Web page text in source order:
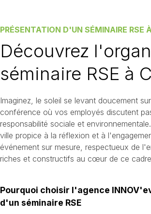
PRÉSENTATION D'UN SÉMINAIRE RSE
Découvrez
séminaire RSE à
Imaginez, le soleil se levant doucement
conférence où vos employés discutent
responsabilité sociale et
ville propice à la réflexion et à
événement sur mesure, respectueux de
riches et constructifs au cœur de ce
Pourquoi choisir l'agence
d'un séminaire RSE